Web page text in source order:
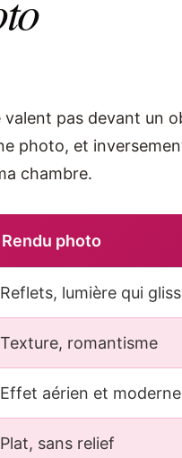
valent pas devant un
photo, et
chambre.
Rendu photo
Reflets, lumière qui
Texture, romantisme
Effet aérien et moderne
Plat, sans relief